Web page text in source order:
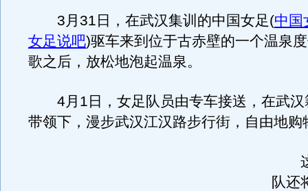
3月31日，在武汉集训的中国女足(中国
女足说吧)驱车来到位于古赤壁的一个温泉
歌之后，放松地泡起温泉。
4月1日，女足队员由专车接送，在武汉
带领下，漫步武汉江汉路步行街，自由地购
这
队还